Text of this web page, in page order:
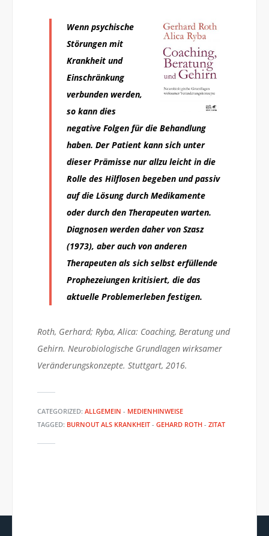
Wenn psychische
Störungen mit
Krankheit und
Einschränkung
verbunden werden,
so kann dies
negative Folgen für die Behandlung
haben. Der Patient kann sich unter
dieser Prämisse nur allzu leicht in die
Rolle des Hilflosen begeben und passiv
auf die Lösung durch Medikamente
oder durch den Therapeuten warten.
Diagnosen werden daher von Szasz
(1973), aber auch von anderen
Therapeuten als sich selbst erfüllende
Prophezeiungen kritisiert, die das
aktuelle Problemerleben festigen.
Roth, Gerhard; Ryba, Alica: Coaching, Beratung und
Gehirn. Neurobiologische Grundlagen wirksamer
Veränderungskonzepte. Stuttgart, 2016.
CATEGORIZED: ALLGEMEIN - MEDIENHINWEISE
TAGGED: BURNOUT ALS KRANKHEIT- GEHARD ROTH- ZITAT